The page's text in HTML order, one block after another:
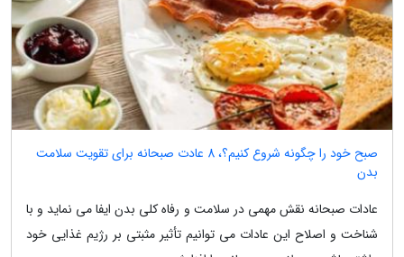
صبح خود را چگونه شروع کنیم؟، 8 عادت صبحانه برای تقویت سلامت
بدن
عادات صبحانه نقش مهمی در سلامت و رفاه کلی بدن ایفا می نماید و با
شناخت و اصلاح این عادات می توانیم تأثیر مثبتی بر رژیم غذایی خود